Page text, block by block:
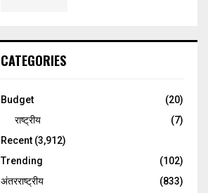
CATEGORIES
Budget
(20)
राष्ट्रीय
(7)
Recent (3,912)
Trending
(102)
अंतरराष्ट्रीय
(833)